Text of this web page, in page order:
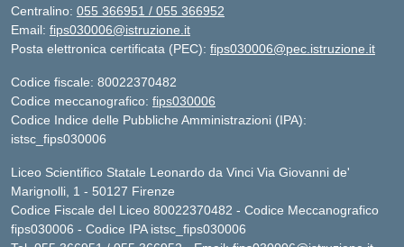
Centralino: 055 366951 / 055 366952
Email: fips030006@istruzione.it
Posta elettronica certificata (PEC): fips030006@pec.istruzione.it
Codice fiscale: 80022370482
Codice meccanografico: fips030006
Codice Indice delle Pubbliche Amministrazioni (IPA):
istsc_fips030006
Liceo Scientifico Statale Leonardo da Vinci Via Giovanni de'
Marignolli, 1 - 50127 Firenze
Codice Fiscale del Liceo 80022370482 - Codice Meccanografico
fips030006 - Codice IPA istsc_fips030006